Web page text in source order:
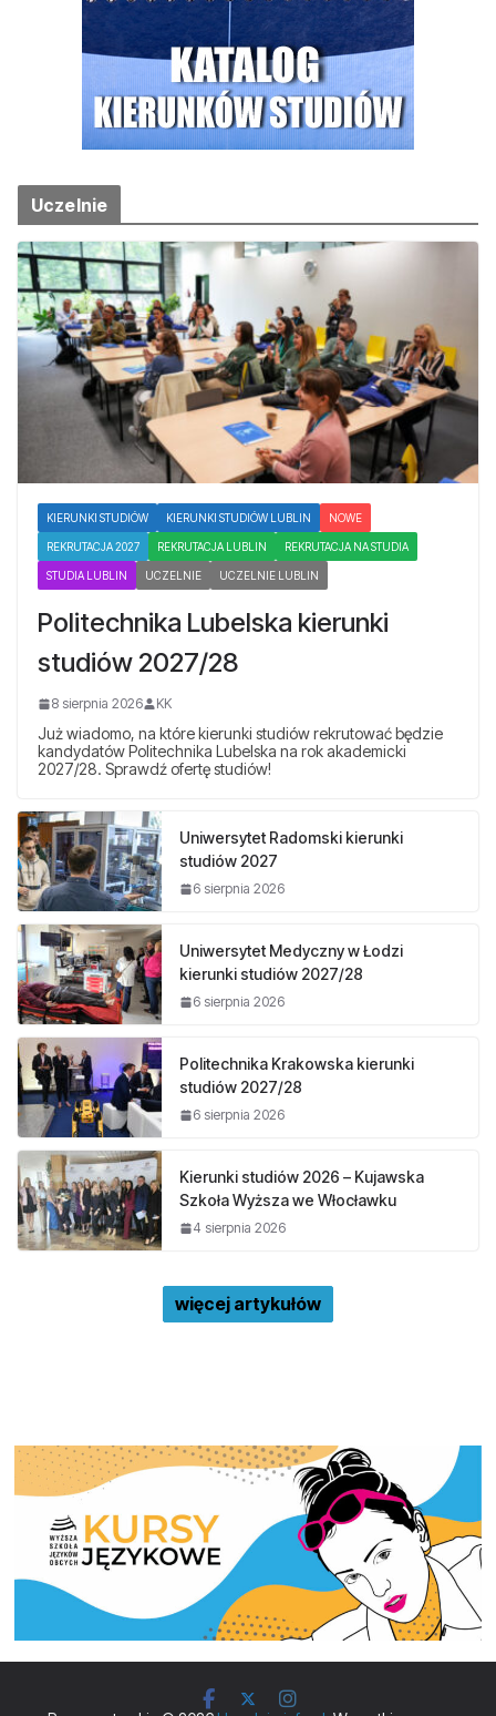
Uczelnie
KIERUNKI STUDIÓW KIERUNKI STUDIÓW LUBLIN NOWE
REKRUTACJA 2027 REKRUTACJA LUBLIN REKRUTACJA NA STUDIA
STUDIA LUBLIN UCZELNIE UCZELNIE LUBLIN
Politechnika Lubelska kierunki
studiów 2027/28
8 sierpnia 2026 KK
Już wiadomo, na które kierunki studiów rekrutować będzie
kandydatów Politechnika Lubelska na rok akademicki
2027/28. Sprawdź ofertę studiów!
Uniwersytet Radomski kierunki
studiów 2027
6 sierpnia 2026
Uniwersytet Medyczny w Łodzi
kierunki studiów 2027/28
6 sierpnia 2026
Politechnika Krakowska kierunki
studiów 2027/28
6 sierpnia 2026
Kierunki studiów 2026 – Kujawska
Szkoła Wyższa we Włocławku
4 sierpnia 2026
więcej artykułów